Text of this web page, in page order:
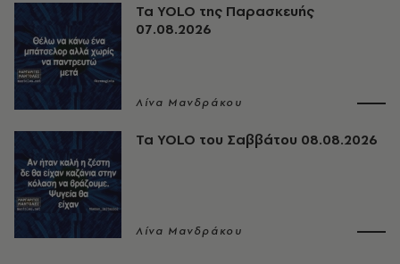
Τα YOLO της Παρασκευής
07.08.2026
Λίνα Μανδράκου
Τα YOLO του Σαββάτου 08.08.2026
Λίνα Μανδράκου